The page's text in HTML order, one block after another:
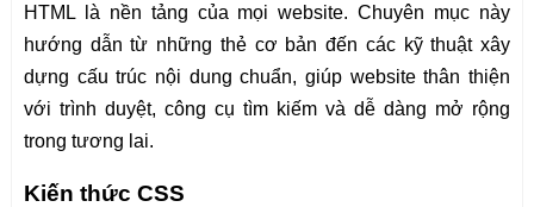
HTML là nền tảng của mọi website. Chuyên mục này
hướng dẫn từ những thẻ cơ bản đến các kỹ thuật xây
dựng cấu trúc nội dung chuẩn, giúp website thân thiện
với trình duyệt, công cụ tìm kiếm và dễ dàng mở rộng
trong tương lai.
Kiến thức CSS